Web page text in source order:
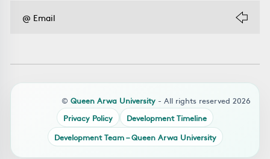
© Queen Arwa University - All rights reserved 2026
Privacy Policy
Development Timeline
Development Team – Queen Arwa University